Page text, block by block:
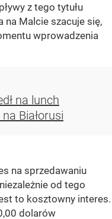
z tego tytułu
na Malcie szacuje się,
wprowadzenia
na lunch
Białorusi
na sprzedawaniu
od tego
to kosztowny interes.
dolarów